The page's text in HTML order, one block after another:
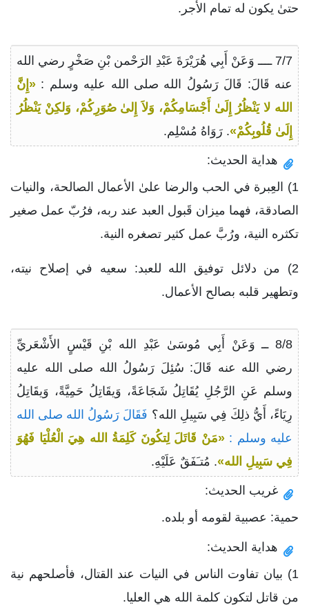
حتىٰ يكون له تمام الأجر.
7/7 ــــ وَعَنْ أَبِي هُرَيْرَةَ عَبْدِ الرَحْمن بْنِ صَخْرٍ رضي الله
عنه قَالَ: قَالَ رَسُولُ الله صلى الله عليه وسلم : «إِنَّ
الله لا يَنْظُرُ إِلَىٰ أَجْسَامِكُمْ، وَلاَ إِلىٰ صُوَرِكُمْ، وَلكِنْ يَنْظُرُ
إِلَىٰ قُلُوبِكُمْ». رَوَاهُ مُسْلِم.
هداية الحديث:
1) العِبرة في الحب والرضا علىٰ الأعمال الصالحة، والنيات
الصادقة، فهما ميزان قَبول العبد عند ربه، فرُبّ عمل صغير
تكثره النية، ورُبَّ عمل كثير تصغره النية.
2) من دلائل توفيق الله للعبد: سعيه في إصلاح نيته،
وتطهير قلبه بصالح الأعمال.
8/8 ــ وَعَنْ أَبِي مُوسَىٰ عَبْدِ الله بْنِ قَيْسٍ الأَشْعَريِّ
رضي الله عنه قَالَ: سُئِلَ رَسُولُ الله صلى الله عليه
وسلم عَنِ الرَّجُلِ يُقَاتِلُ شَجَاعَةً، وَيقَاتِلُ حَمِيَّةً، وَيقَاتِلُ
رِيَاءً، أَيُّ ذلِكَ فِي سَبِيلِ الله؟ فَقَالَ رَسُولُ الله صلى الله
عليه وسلم : «مَنْ قَاتَلَ لِتكُونَ كَلِمَةُ الله هِيَ الْعُلْيَا فَهُوَ
فِي سَبِيلِ الله». مُتـَفَقٌ عَلَيْهِ.
غريب الحديث:
حمية: عصبية لقومه أو بلده.
هداية الحديث:
1) بيان تفاوت الناس في النيات عند القتال، فأصلحهم نية
من قاتل لتكون كلمة الله هي العليا.